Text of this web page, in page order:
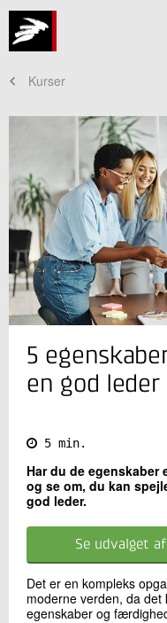
Kurser
+45 72 20 30 00
Send e-mail
Kontakt os
5
en god leder
5 min.
Har du de
og se om, du kan
god leder.
Se udvalget
Det er en kompleks
moderne verden, da
egenskaber og